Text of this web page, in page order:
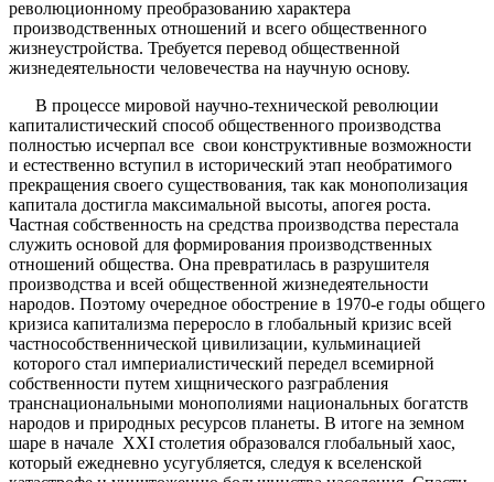
революционному преобразованию характера
производственных отношений и всего общественного
жизнеустройства. Требуется перевод общественной
жизнедеятельности человечества на научную основу.
В процессе мировой научно-технической революции
капиталистический способ общественного производства
полностью исчерпал все свои конструктивные возможности
и естественно вступил в исторический этап необратимого
прекращения своего существования, так как монополизация
капитала достигла максимальной высоты, апогея роста.
Частная собственность на средства производства перестала
служить основой для формирования производственных
отношений общества. Она превратилась в разрушителя
производства и всей общественной жизнедеятельности
народов. Поэтому очередное обострение в 1970-е годы общего
кризиса капитализма переросло в глобальный кризис всей
частнособственнической цивилизации, кульминацией
которого стал империалистический передел всемирной
собственности путем хищнического разграбления
транснациональными монополиями национальных богатств
народов и природных ресурсов планеты. В итоге на земном
шаре в начале ХХI столетия образовался глобальный хаос,
который ежедневно усугубляется, следуя к вселенской